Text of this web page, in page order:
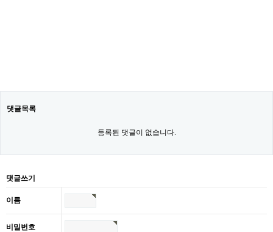
댓글목록
등록된 댓글이 없습니다.
댓글쓰기
이름
비밀번호